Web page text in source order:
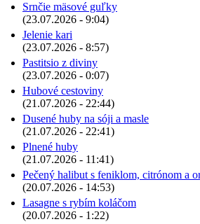
Srnčie mäsové guľky
(23.07.2026 - 9:04)
Jelenie kari
(23.07.2026 - 8:57)
Pastitsio z diviny
(23.07.2026 - 0:07)
Hubové cestoviny
(21.07.2026 - 22:44)
Dusené huby na sóji a masle
(21.07.2026 - 22:41)
Plnené huby
(21.07.2026 - 11:41)
Pečený halibut s feniklom, citrónom a
(20.07.2026 - 14:53)
Lasagne s rybím koláčom
(20.07.2026 - 1:22)